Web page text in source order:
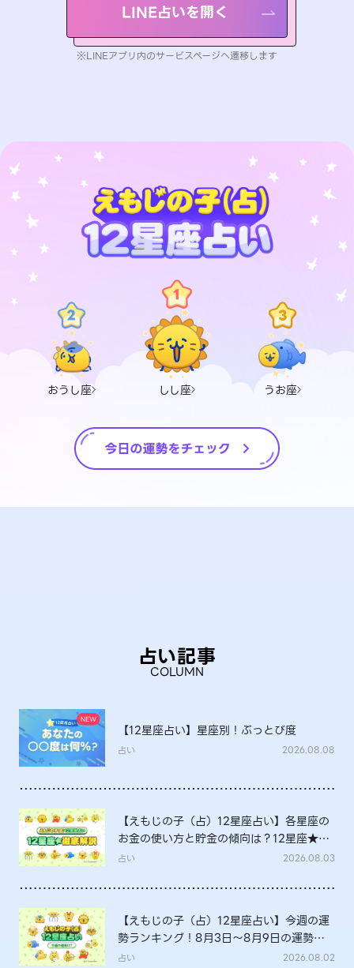
LINE占いを開く
※LINEアプリ内のサービスページへ遷移します
おうし座 しし座 うお座
占い記事
COLUMN
【12星座占い】星座別！ぶっとび度
占い 2026.08.08
【えもじの子（占）12星座占い】各星座の
お金の使い方と貯金の傾向は？12星座★徹
底解説
占い 2026.08.03
【えもじの子（占）12星座占い】今週の運
勢ランキング！8月3日～8月9日の運勢
は？
占い 2026.08.02